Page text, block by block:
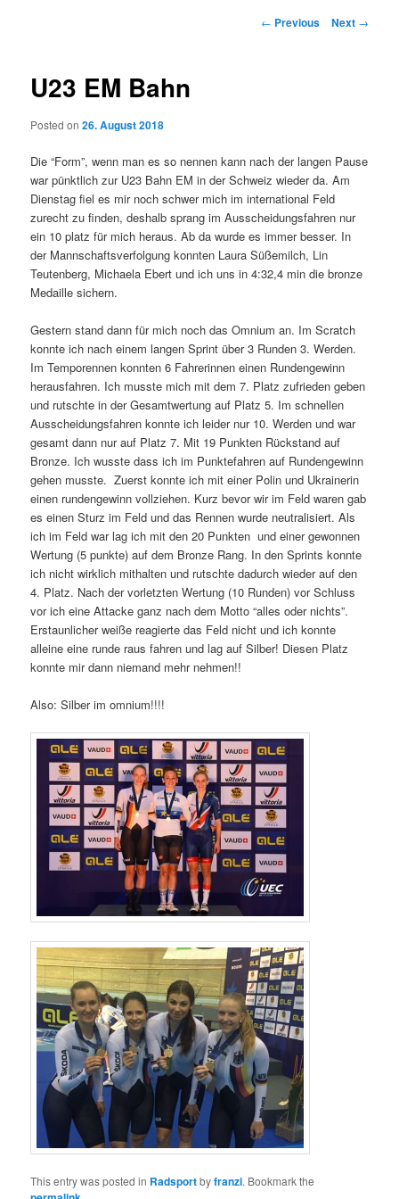
Post
← Previous Next →
U23 EM Bahn
Posted on26. August 2018
Die “Form”, wenn man es so nennen kann nach der langen Pause
war pünktlich zur U23 Bahn EM in der Schweiz wieder da. Am
Dienstag fiel es mir noch schwer mich im international Feld
zurecht zu finden, deshalb sprang im Ausscheidungsfahren nur
ein 10 platz für mich heraus. Ab da wurde es immer besser. In
der Mannschaftsverfolgung konnten Laura Süßemilch, Lin
Teutenberg, Michaela Ebert und ich uns in 4:32,4 min die bronze
Medaille sichern.
Gestern stand dann für mich noch das Omnium an. Im Scratch
konnte ich nach einem langen Sprint über 3 Runden 3. Werden.
Im Temporennen konnten 6 Fahrerinnen einen Rundengewinn
herausfahren. Ich musste mich mit dem 7. Platz zufrieden geben
und rutschte in der Gesamtwertung auf Platz 5. Im schnellen
Ausscheidungsfahren konnte ich leider nur 10. Werden und war
gesamt dann nur auf Platz 7. Mit 19 Punkten Rückstand auf
Bronze. Ich wusste dass ich im Punktefahren auf Rundengewinn
gehen musste. Zuerst konnte ich mit einer Polin und Ukrainerin
einen rundengewinn vollziehen. Kurz bevor wir im Feld waren gab
es einen Sturz im Feld und das Rennen wurde neutralisiert. Als
ich im Feld war lag ich mit den 20 Punkten und einer gewonnen
Wertung (5 punkte) auf dem Bronze Rang. In den Sprints konnte
ich nicht wirklich mithalten und rutschte dadurch wieder auf den
4. Platz. Nach der vorletzten Wertung (10 Runden) vor Schluss
vor ich eine Attacke ganz nach dem Motto “alles oder nichts”.
Erstaunlicher weiße reagierte das Feld nicht und ich konnte
alleine eine runde raus fahren und lag auf Silber! Diesen Platz
konnte mir dann niemand mehr nehmen!!
Also: Silber im omnium!!!!
This entry was posted in Radsportbyfranzi. Bookmark the